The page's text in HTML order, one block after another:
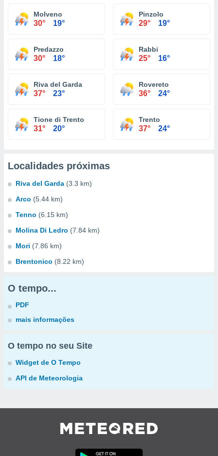
Molveno
30° 19°
Pinzolo
29° 19°
Predazzo
30° 18°
Rabbi
25° 16°
Riva del Garda
37° 23°
Rovereto
36° 24°
Tione di Trento
31° 20°
Trento
37° 24°
Localidades próximas
Riva del Garda (3.3 km)
Arco (5.44 km)
Tenno (6.15 km)
Molina Di Ledro (7.84 km)
Mori (7.86 km)
Brentonico (8.22 km)
O tempo...
PDF
mais informações
O tempo no seu Site
Widget de O Tempo
API de Meteorologia